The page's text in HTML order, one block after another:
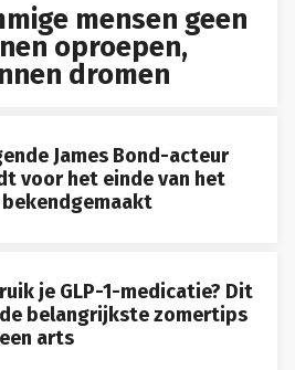
mensen geen
oproepen,
dromen
James Bond-acteur
voor het einde van het
je GLP-1-medicatie? Dit
belangrijkste zomertips
arts